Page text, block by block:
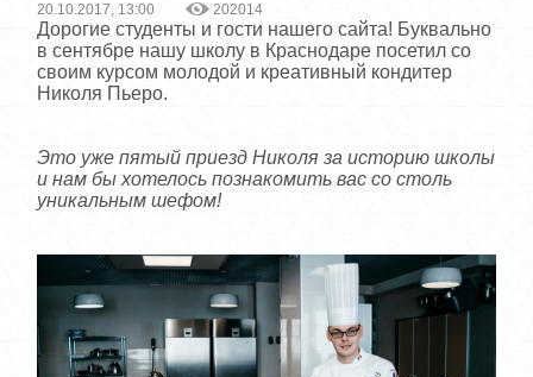
20.10.2017, 13:00 202014
Дорогие студенты и гости нашего сайта! Буквально
в сентябре нашу школу в Краснодаре посетил со
своим курсом молодой и креативный кондитер
Николя Пьеро.
Это уже пятый приезд Николя за историю школы
и нам бы хотелось познакомить вас со столь
уникальным шефом!